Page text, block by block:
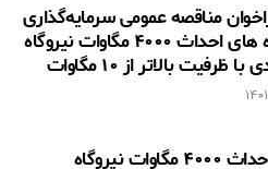
مناقصه عمومی سرمایه‌گذاری
در پروژه های احداث ۴۰۰۰ مگاوات نیروگاه
ظرفیت بالاتر از ۱۰ مگاوات
۰۱
مجوز “احداث ۴۰۰۰ مگاوات نیروگاه